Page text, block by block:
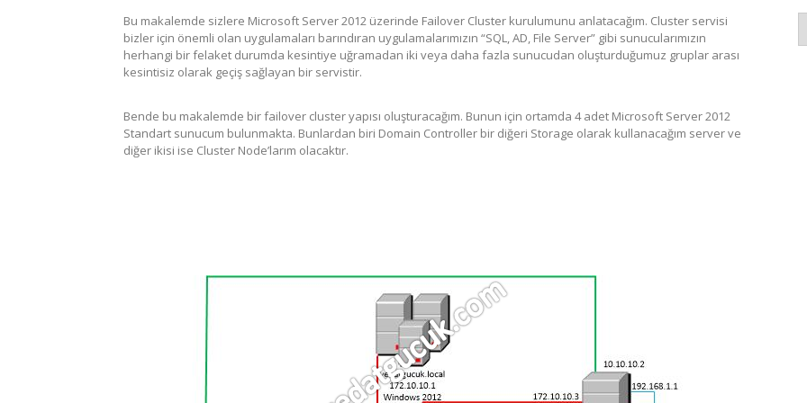
Bu makalemde sizlere Microsoft Server 2012 üzerinde Failover Cluster kurulumunu anlatacağım. Cluster servisi
bizler için önemli olan uygulamaları barındıran uygulamalarımızın “SQL, AD, File Server” gibi sunucularımızın
herhangi bir felaket durumda kesintiye uğramadan iki veya daha fazla sunucudan oluşturduğumuz gruplar arası
kesintisiz olarak geçiş sağlayan bir servistir.
Bende bu makalemde bir failover cluster yapısı oluşturacağım. Bunun için ortamda 4 adet Microsoft Server 2012
Standart sunucum bulunmakta. Bunlardan biri Domain Controller bir diğeri Storage olarak kullanacağım server ve
diğer ikisi ise Cluster Node’larım olacaktır.